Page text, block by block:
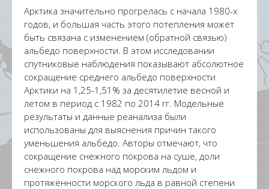
Арктика значительно прогрелась с начала 1980-х
годов, и большая часть этого потепления может
быть связана с изменением (обратной связью)
альбедо поверхности. В этом исследовании
спутниковые наблюдения показывают абсолютное
сокращение среднего альбедо поверхности
Арктики на 1,25-1,51% за десятилетие весной и
летом в период с 1982 по 2014 гг. Модельные
результаты и данные реанализа были
использованы для выяснения причин такого
уменьшения альбедо. Авторы отмечают, что
сокращение снежного покрова на суше, доли
снежного покрова над морским льдом и
протяжённости морского льда в равной степени